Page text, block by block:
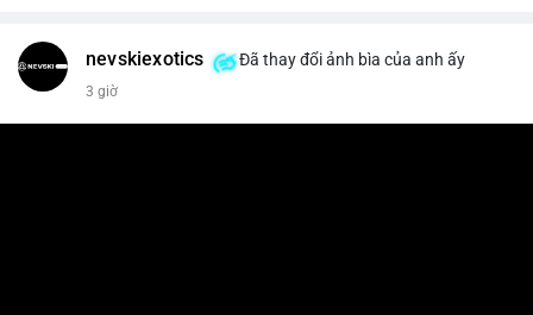
nevskiexotics Đã thay đổi ảnh bìa của anh ấy
3 giờ